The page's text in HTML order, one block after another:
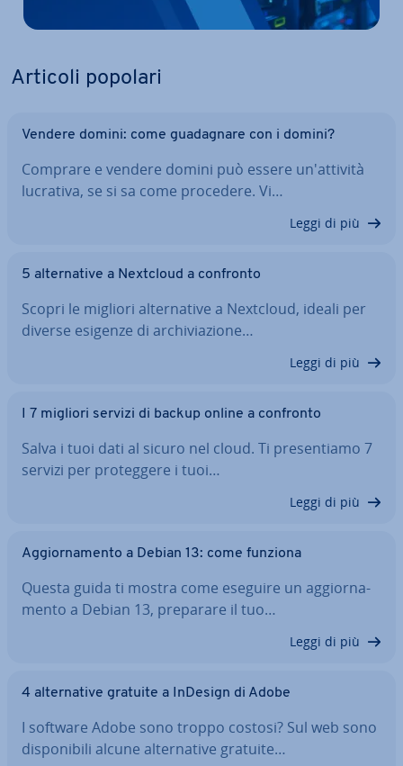
Articoli popolari
Vendere domini: come gua­da­gna­re con i domini?
Comprare e vendere domini può essere un'at­ti­vi­tà
lucrativa, se si sa come procedere. Vi…
Leggi di più
5 al­ter­na­ti­ve a Nextcloud a confronto
Scopri le migliori al­ter­na­ti­ve a Nextcloud, ideali per
diverse esigenze di ar­chi­via­zio­ne…
Leggi di più
I 7 migliori servizi di backup online a confronto
Salva i tuoi dati al sicuro nel cloud. Ti pre­sen­tia­mo 7
servizi per pro­teg­ge­re i tuoi…
Leggi di più
Ag­gior­na­men­to a Debian 13: come funziona
Questa guida ti mostra come eseguire un ag­gior­na­
men­to a Debian 13, preparare il tuo…
Leggi di più
4 al­ter­na­ti­ve gratuite a InDesign di Adobe
I software Adobe sono troppo costosi? Sul web sono
di­spo­ni­bi­li alcune al­ter­na­ti­ve gratuite…